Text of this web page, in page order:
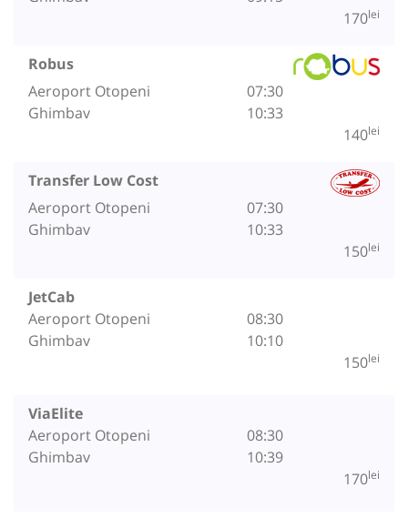
170lei
Robus
Aeroport Otopeni
Ghimbav
07:30
10:33
140lei
Transfer Low Cost
Aeroport Otopeni
Ghimbav
07:30
10:33
150lei
JetCab
Aeroport Otopeni
Ghimbav
08:30
10:10
150lei
ViaElite
Aeroport Otopeni
Ghimbav
08:30
10:39
170lei